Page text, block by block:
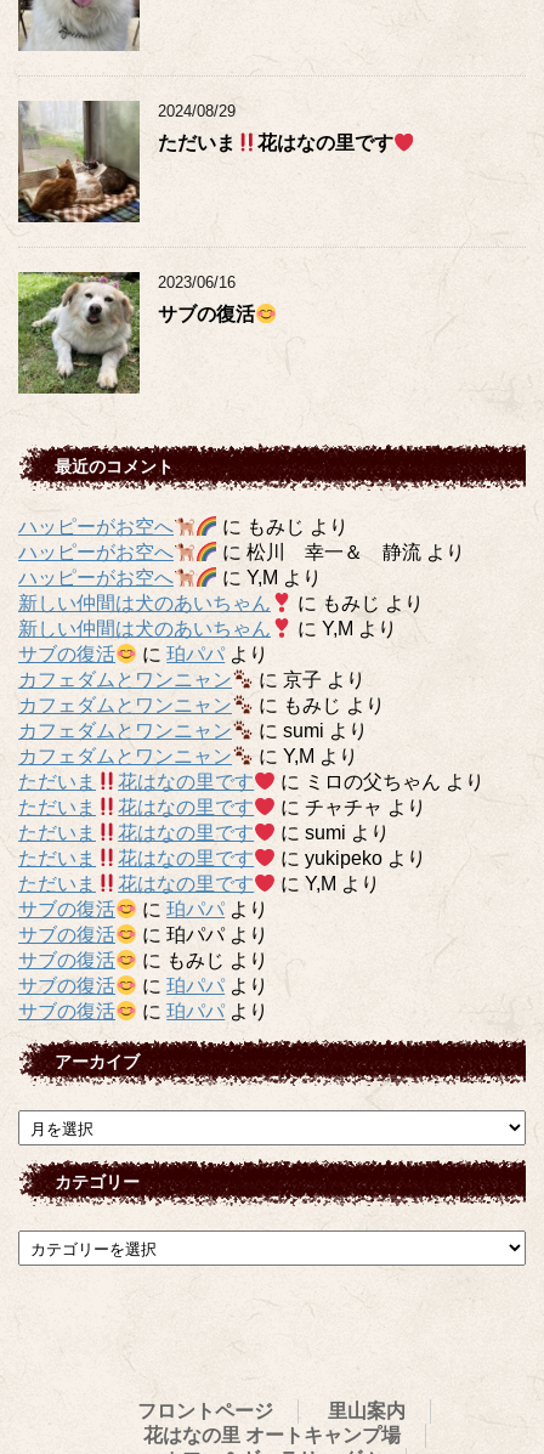
2024/08/29
ただいま 花はなの里です
2023/06/16
サブの復活
最近のコメント
ハッピーがお空へ に もみじ より
ハッピーがお空へ
に松川 幸一＆ 静流 より
ハッピーがお空へ
にY,M より
新しい仲間は犬のあいちゃん
に もみじ より
新しい仲間は犬のあいちゃん
にY,M より
サブの復活
に珀パパ より
カフェダムとワンニャン
に京子 より
カフェダムとワンニャン
に もみじ より
カフェダムとワンニャン
にsumi より
カフェダムとワンニャン
にY,M より
ただいま
花はなの里です に ミロの父ちゃん より
ただいま
花はなの里です にチャチャ より
ただいま
花はなの里です にsumi より
ただいま
花はなの里です にyukipeko より
ただいま
花はなの里です にY,M より
サブの復活
に珀パパ より
サブの復活
に珀パパより
サブの復活
に もみじ より
サブの復活
に珀パパ より
サブの復活
に珀パパ より
アーカイブ
ア
ー
カ
イ
カテゴリー
テ
フロントページ
里山案内
花はなの里 オートキャンプ場